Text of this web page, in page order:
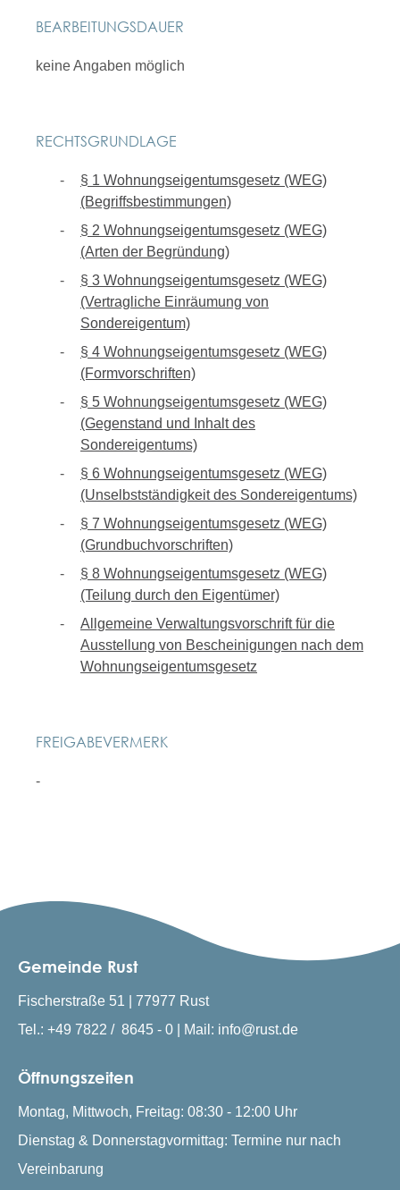
BEARBEITUNGSDAUER
keine Angaben möglich
RECHTSGRUNDLAGE
§ 1 Wohnungseigentumsgesetz (WEG)
(Begriffsbestimmungen)
§ 2 Wohnungseigentumsgesetz (WEG)
(Arten der Begründung)
§ 3 Wohnungseigentumsgesetz (WEG)
(Vertragliche Einräumung von
Sondereigentum)
§ 4 Wohnungseigentumsgesetz (WEG)
(Formvorschriften)
§ 5 Wohnungseigentumsgesetz (WEG)
(Gegenstand und Inhalt des
Sondereigentums)
§ 6 Wohnungseigentumsgesetz (WEG)
(Unselbstständigkeit des Sondereigentums)
§ 7 Wohnungseigentumsgesetz (WEG)
(Grundbuchvorschriften)
§ 8 Wohnungseigentumsgesetz (WEG)
(Teilung durch den Eigentümer)
Allgemeine Verwaltungsvorschrift für die
Ausstellung von Bescheinigungen nach dem
Wohnungseigentumsgesetz
FREIGABEVERMERK
-
Gemeinde Rust
Fischerstraße 51 | 77977 Rust
Tel.: +49 7822 / 8645 - 0 | Mail: info@rust.de
Öffnungszeiten
Montag, Mittwoch, Freitag: 08:30 - 12:00 Uhr
Dienstag & Donnerstagvormittag: Termine nur nach
Vereinbarung